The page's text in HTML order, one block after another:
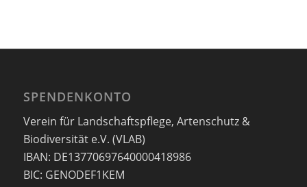
SPENDENKONTO
Verein für Landschaftspflege, Artenschutz &
Biodiversität e.V. (VLAB)
IBAN: DE13770697640000418986
BIC: GENODEF1KEM